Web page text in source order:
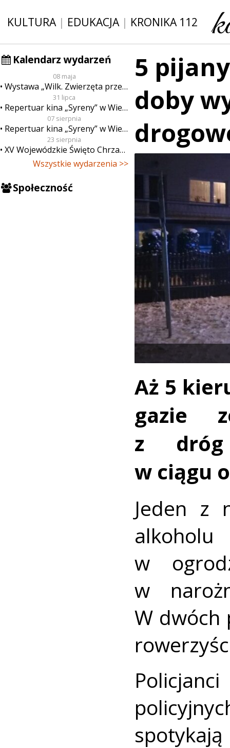
KULTURA| EDUKACJA| KRONIKA 112
Kalendarz wydarzeń
08 maja
Wystawa „Wilk. Zwierzęta przeklęte”
31 lipca
Repertuar kina „Syreny” w Wieluniu w dn. od 31 lipca do 6 sierpnia
07 sierpnia
Repertuar kina „Syreny” w Wieluniu w dn. od 7 do 13 sierpnia
23 sierpnia
XV Wojewódzkie Święto Chrzanu
Wszystkie wydarzenia >>
Społeczność
5
doby
Aż 5
gazie
z dróg
w ciągu
Jeden z
w
w
W dwóch